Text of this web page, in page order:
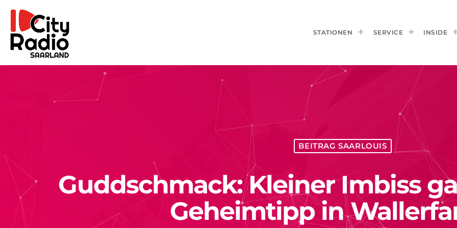
STATIONEN SERVICE INSIDE
BEITRAG SAARLOUIS
Guddschmack: Kleiner Imbiss
Geheimtipp in